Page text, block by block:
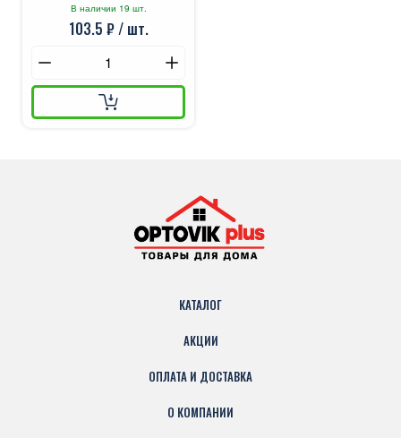
В наличии 19 шт.
103.5 ₽ / шт.
КАТАЛОГ
АКЦИИ
ОПЛАТА И ДОСТАВКА
О КОМПАНИИ